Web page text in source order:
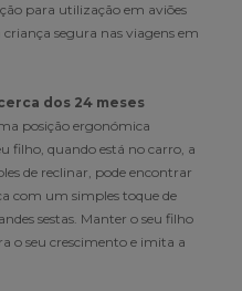
para utilização em aviões
segura nas viagens em
dos 24 meses
posição ergonómica
filho, quando está no carro, a
de reclinar, pode encontrar
com um simples toque de
sestas. Manter o seu filho
o seu crescimento e imita a